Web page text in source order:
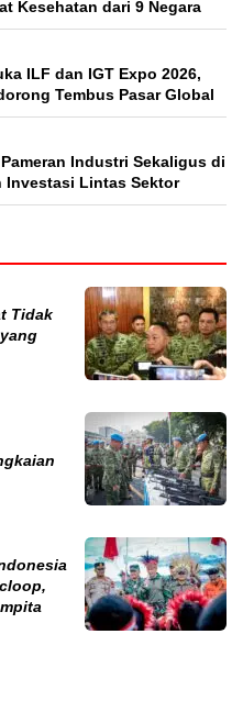
Kesehatan dari 9 Negara
ILF dan IGT Expo 2026,
Tembus Pasar Global
Industri Sekaligus di
Investasi Lintas Sektor
Tidak